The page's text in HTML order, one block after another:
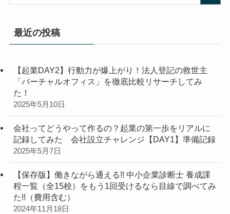
最近の投稿
【起業DAY2】行動力が爆上がり！法人登記の救世主
「バーチャルオフィス」を徹底比較リサーチしてみ
た！
2025年5月10日
会社ってどうやって作るの？起業の第一歩をリアルに
記録してみた 会社設立チャレンジ【DAY1】準備記録
2025年5月7日
【保存版】働きながら通える!! 中小企業診断士 養成課
程一覧（全15校）をもう1回受けるなら目線で調べてみ
た!!（費用含む）
2024年11月18日